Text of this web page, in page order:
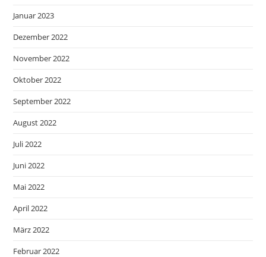
Januar 2023
Dezember 2022
November 2022
Oktober 2022
September 2022
August 2022
Juli 2022
Juni 2022
Mai 2022
April 2022
März 2022
Februar 2022